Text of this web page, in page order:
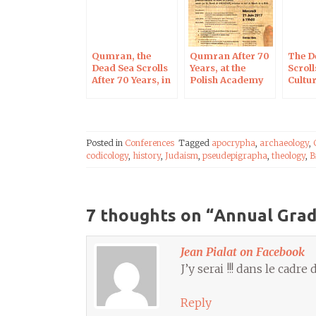
Qumran, the
Dead Sea Scrolls
After 70 Years, in
Qumran After 70
Years, at the
Polish Academy
The
Posted in Conferences Tagged apocrypha archaeology,
codicology, history, Judaism pseudepigrapha theology,
7 thoughts on “Annual
Jean Pialat on Facebook
J’y serai !!! dans le
Reply